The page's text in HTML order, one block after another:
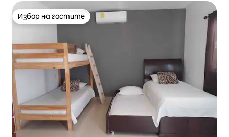
Избор на гостите
Избор на гостите